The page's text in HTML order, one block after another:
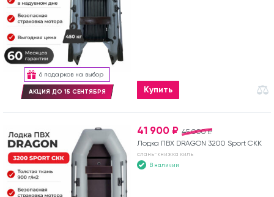
6 подарков на выбор
АКЦИЯ ДО 15 СЕНТЯБРЯ Купить
45 000 ₽
41 900 ₽
Лодка ПВХ DRAGON 3200 Sport СКК
слань-книжка киль
В наличии